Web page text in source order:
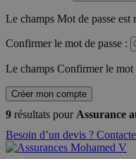
Le champs Mot de passe est
Confirmer le mot de passe :
Le champs Confirmer le mot
Créer mon compte
9 résultats pour Assurance
Besoin d’un devis ?